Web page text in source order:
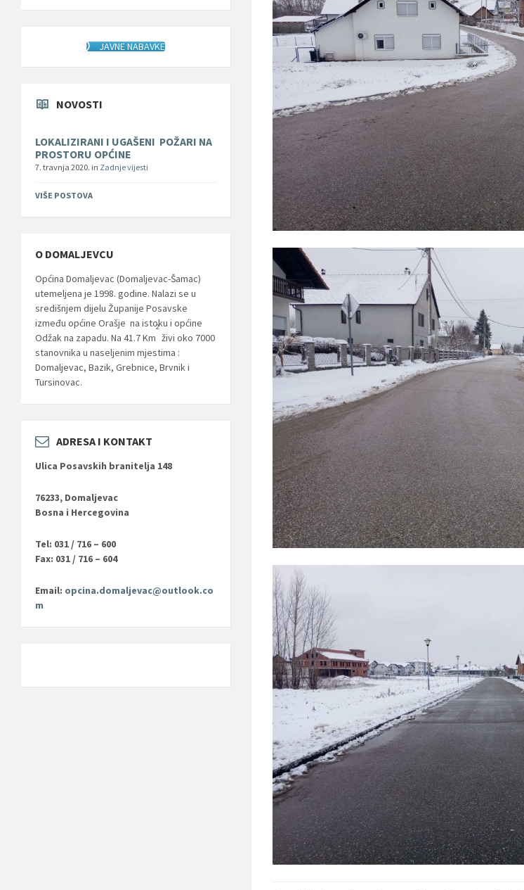
JAVNE NABAVKE
NOVOSTI
LOKALIZIRANI I UGAŠENI POŽARI NA
PROSTORU OPĆINE
7. travnja 2020. in Zadnje vijesti
VIŠE POSTOVA
O DOMALJEVCU
Općina Domaljevac (Domaljevac-Šamac)
utemeljena je 1998. godine. Nalazi se u
središnjem dijelu Županije Posavske
između općine Orašje na istoku i općine
Odžak na zapadu. Na 41.7 Km
2
živi oko 7000
stanovnika u naseljenim mjestima :
Domaljevac, Bazik, Grebnice, Brvnik i
Tursinovac.
ADRESA I KONTAKT
Ulica Posavskih branitelja 148
76233, Domaljevac
Bosna i Hercegovina
Tel: 031 / 716 – 600
Fax: 031 / 716 – 604
Email: opcina.domaljevac@outlook.co
m